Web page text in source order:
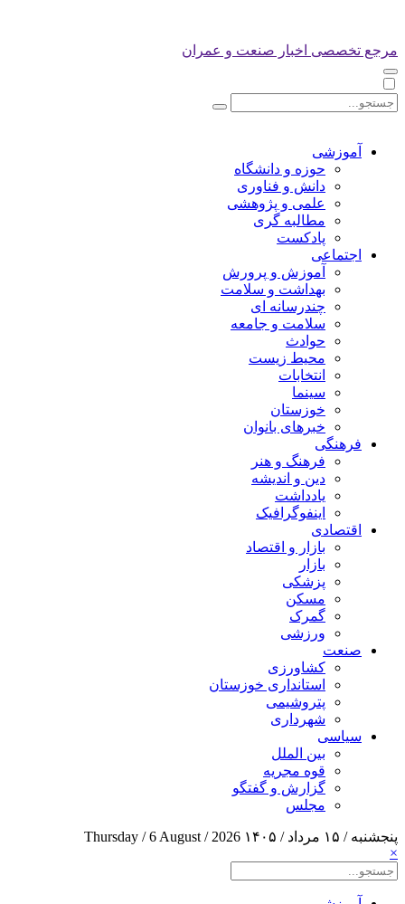
مرجع تخصصی اخبار صنعت و عمران
آموزشی
حوزه و دانشگاه
دانش و فناوری
علمی و پژوهشی
مطالبه گری
پادکست
اجتماعی
آموزش و پرورش
بهداشت و سلامت
چندرسانه ای
سلامت و جامعه
حوادث
محیط زیست
انتخابات
سینما
خوزستان
خبرهای بانوان
فرهنگی
فرهنگ و هنر
دین و اندیشه
یادداشت
اینفوگرافیک
اقتصادی
بازار و اقتصاد
بازار
پزشکی
مسکن
گمرک
ورزشی
صنعت
کشاورزی
استانداری خوزستان
پتروشیمی
شهرداری
سیاسی
بین الملل
قوه مجریه
گزارش و گفتگو
مجلس
پنجشنبه / ۱۵ مرداد / ۱۴۰۵
Thursday / 6 August / 2026
×